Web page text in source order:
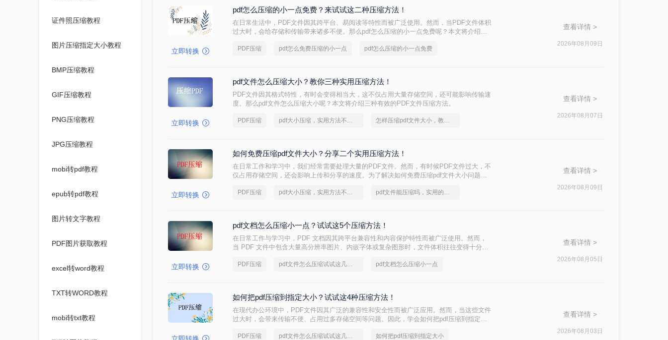
证件照压缩教程
图片压缩指定大小教程
BMP压缩教程
GIF压缩教程
PNG压缩教程
JPG压缩教程
mobi转pdf教程
epub转pdf教程
图片转文字教程
PDF图片获取教程
excel转word教程
TXT转WORD教程
mobi转txt教程
立即转换
pdf怎么压缩的小一点免费？来试试这二种压缩方法！
在日常生活中，PDF文件因其跨平台、易阅读等特性而被广泛使用。然而，当PDF文件体积
过大时，会给存储和传输带来诸多不便。那么pdf怎么压缩的小一点免费呢？本文将介绍两
PDF压缩 pdf怎么免费压缩的小一点 pdf怎么压缩的小一点免费
查看详情 >
2026年08月09日
立即转换
pdf文件怎么压缩大小？教你三种实用压缩方法！
PDF文件因其格式特性，有时会变得相当大，这不仅占用大量存储空间，还可能影响传输速
度。那么pdf文件怎么压缩大小呢？本文将介绍三种有效的PDF文件压缩方法。
PDF压缩 pdf大小压缩，实用方法不要错过 怎样压缩pdf文件大小，教你几个方法
查看详情 >
2026年08月07日
立即转换
如何免费压缩pdf文件大小？分享二个实用压缩方法！
在日常工作和学习中，我们经常需要处理大量的PDF文件。然而，有时候PDF文件过大，不
仅占用存储空间，还会影响上传和分享的速度。为了解决如何免费压缩pdf文件大小问题，
PDF压缩 pdf大小压缩，实用方法不要错过 pdf文件能压缩吗，实用的方法来了
查看详情 >
2026年08月09日
立即转换
pdf文档怎么压缩小一点？试试这5个压缩方法！
在日常工作与学习中，PDF 文档因其跨平台兼容性和内容保护特性而被广泛使用。然而，
当 PDF 文件中包含大量高分辨率图片、内嵌字体或复杂图形时，文件体积往往变得十分庞
PDF 文档怎么压缩小一点呢？本文从压缩效果、操作难度、处理速度、隐私安全四个维
PDF压缩 pdf文件怎么压缩试试这几个方法 pdf文档怎么压缩小一点
查看详情 >
2026年08月05日
如何把pdf压缩到指定大小？试试这4种压缩方法！
在现代办公环境中，PDF文件因其广泛的兼容性和安全性而被广泛应用。然而，当这些文件
过大时，会带来传输不便、占用过多存储空间等问题。因此，学会如何把pdf压缩到指定大
PDF压缩 pdf文件怎么压缩试试这几个方法 如何把pdf压缩到指定大小
查看详情 >
2026年08月03日